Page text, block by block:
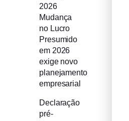
2026
Mudança
no Lucro
Presumido
em 2026
exige novo
planejamento
empresarial
Declaração
pré-